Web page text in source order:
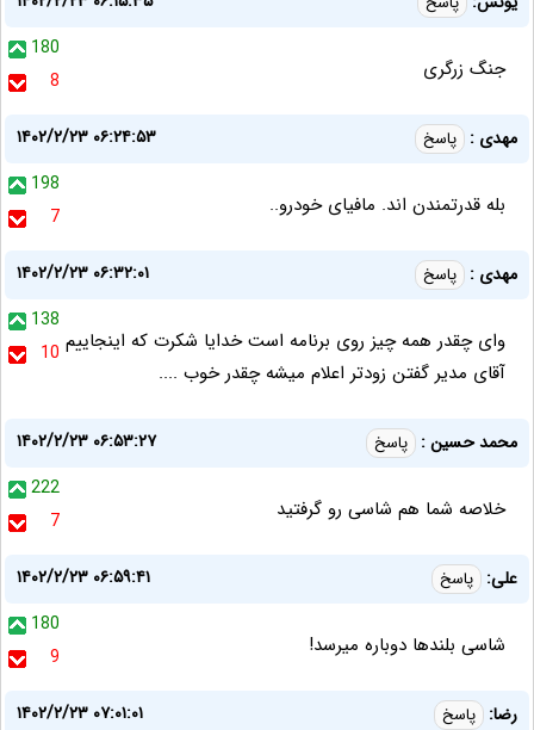
180
8
جنگ زرگری
مهدی : پاسخ
۱۴۰۲/۲/۲۳ ۰۶:۲۴:۵۳
198
7
بله قدرتمندن اند. مافیای خودرو..
مهدی : پاسخ
۱۴۰۲/۲/۲۳ ۰۶:۳۲:۰۱
138
10 وای چقدر همه چیز روی برنامه است خدایا شکرت که اینجاییم
آقای مدیر گفتن زودتر اعلام میشه چقدر خوب ....
محمد حسین : پاسخ
۱۴۰۲/۲/۲۳ ۰۶:۵۳:۲۷
222
7
خلاصه شما هم شاسی رو گرفتید
علی: پاسخ
۱۴۰۲/۲/۲۳ ۰۶:۵۹:۴۱
180
9
شاسی بلندها دوباره میرسد!
رضا: پاسخ
۱۴۰۲/۲/۲۳ ۰۷:۰۱:۰۱